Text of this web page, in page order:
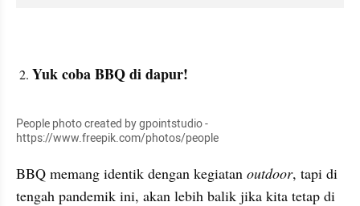
Yuk coba BBQ di dapur!
People photo created by gpointstudio -
https://www.freepik.com/photos/people
BBQ memang identik dengan kegiatan outdoor, tapi di
tengah pandemik ini, akan lebih balik jika kita tetap di